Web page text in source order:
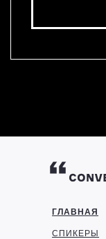
ГЛАВНАЯ
СПИКЕРЫ